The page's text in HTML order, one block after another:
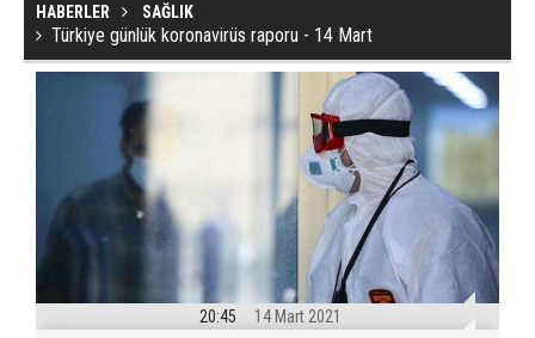
HABERLER SAĞLIK
Türkiye günlük koronavirüs raporu - 14 Mart
20:45 14 Mart 2021